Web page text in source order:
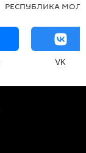
РЕСПУБЛИКА
VK